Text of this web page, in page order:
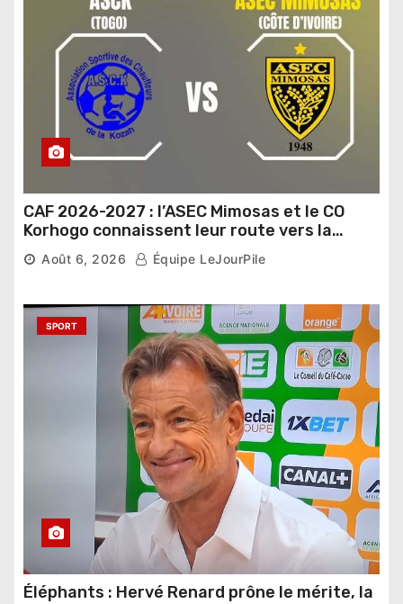
CAF 2026-2027 : l’ASEC Mimosas et le CO
Korhogo connaissent leur route vers la
phase de groupes
Août 6, 2026 Équipe LeJourPile
SPORT
Éléphants : Hervé Renard prône le mérite, la